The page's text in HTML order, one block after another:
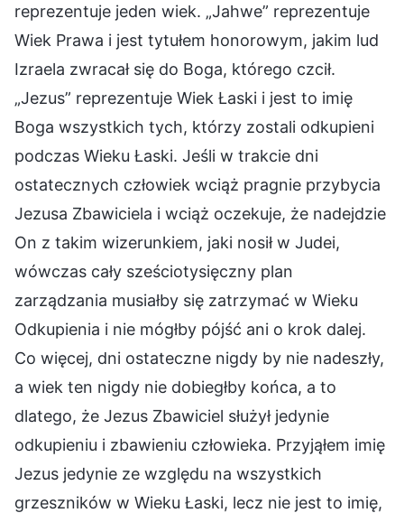
reprezentuje jeden wiek. „Jahwe” reprezentuje
Wiek Prawa i jest tytułem honorowym, jakim lud
Izraela zwracał się do Boga, którego czcił.
„Jezus” reprezentuje Wiek Łaski i jest to imię
Boga wszystkich tych, którzy zostali odkupieni
podczas Wieku Łaski. Jeśli w trakcie dni
ostatecznych człowiek wciąż pragnie przybycia
Jezusa Zbawiciela i wciąż oczekuje, że nadejdzie
On z takim wizerunkiem, jaki nosił w Judei,
wówczas cały sześciotysięczny plan
zarządzania musiałby się zatrzymać w Wieku
Odkupienia i nie mógłby pójść ani o krok dalej.
Co więcej, dni ostateczne nigdy by nie nadeszły,
a wiek ten nigdy nie dobiegłby końca, a to
dlatego, że Jezus Zbawiciel służył jedynie
odkupieniu i zbawieniu człowieka. Przyjąłem imię
Jezus jedynie ze względu na wszystkich
grzeszników w Wieku Łaski, lecz nie jest to imię,